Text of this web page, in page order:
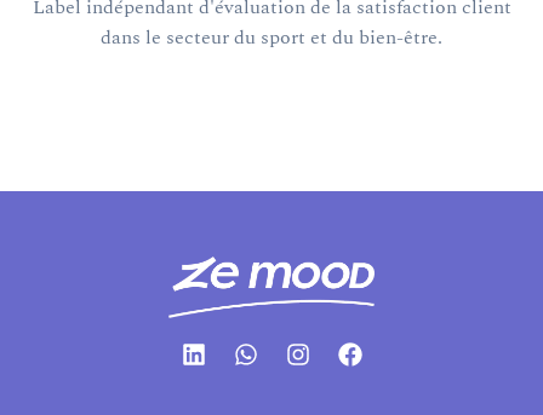
Label indépendant d'évaluation de la satisfaction client
dans le secteur du sport et du bien-être.